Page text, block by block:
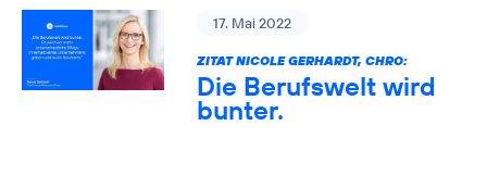
17. Mai 2022
ZITAT NICOLE GERHARDT, CHRO:
Die Berufswelt wird
bunter.